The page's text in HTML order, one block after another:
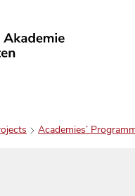
Academies’